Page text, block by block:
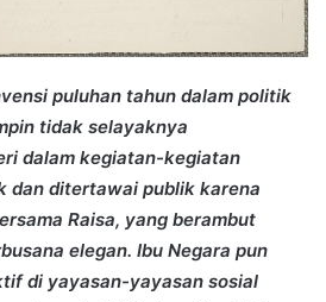
puluhan tahun dalam politik
tidak selayaknya
dalam kegiatan-kegiatan
dan ditertawai publik karena
Raisa, yang berambut
elegan. Ibu Negara pun
di yayasan-yayasan sosial